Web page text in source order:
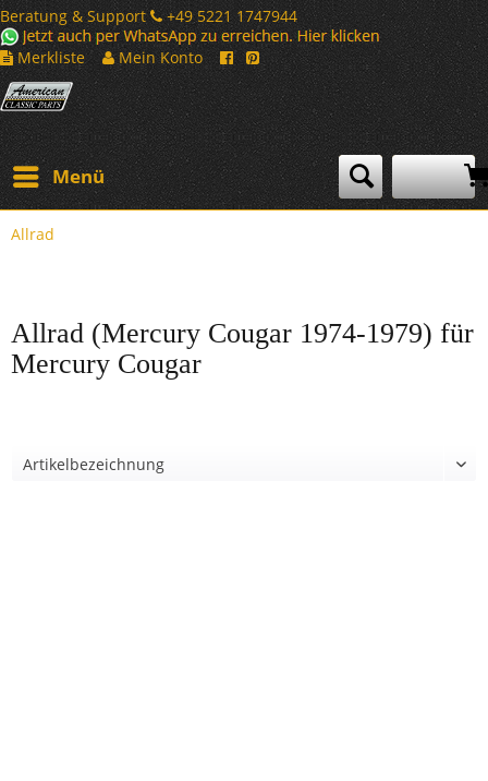
Beratung & Support
+49 5221 1747944
Merkliste
Mein Konto
Menü
Allrad
Allrad (Mercury Cougar 1974-1979) für
Mercury Cougar